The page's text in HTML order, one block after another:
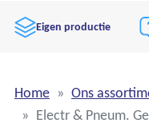
Eigen productie
Home
Ons
Electr & Pneum.